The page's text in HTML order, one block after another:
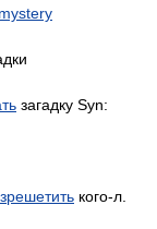
mystery
загадку Syn:
кого-л.